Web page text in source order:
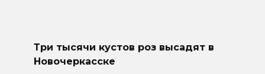
Три тысячи кустов роз высадят в
Новочеркасске